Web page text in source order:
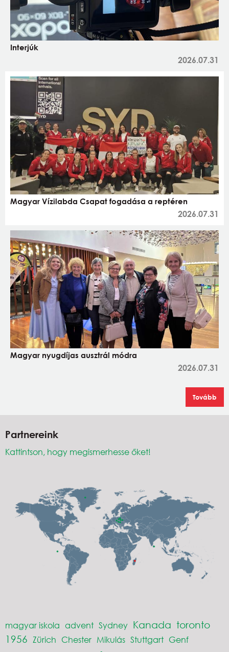
Interjúk
2026.07.31
Magyar Vízilabda Csapat fogadása a reptéren
2026.07.31
Magyar nyugdíjas ausztrál módra
2026.07.31
Tovább
Partnereink
Kattintson, hogy megismerhesse őket!
magyar iskola advent Sydney Kanada toronto
1956 Zürich Chester Mikulás Stuttgart Genf